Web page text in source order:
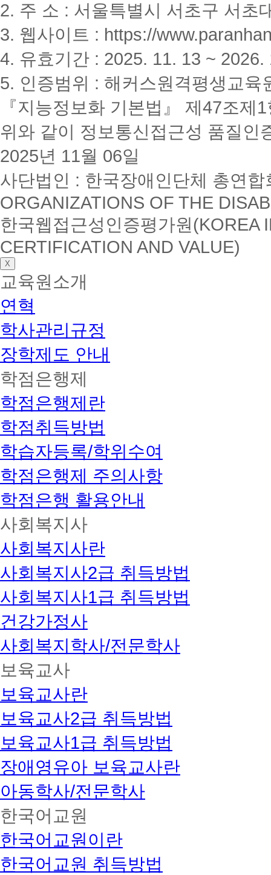
2. 주 소 : 서울특별시 서초구 서초
3. 웹사이트 : https://
4. 유효기간 : 2025. 11. 13 ~ 2026.
5. 인증범위 : 해커스원격평생교육
『지능정보화 기본법』 제47조
위와 같이 정보통신접근성 품질인
2025년 11월 06일
사단법인 : 한국장애인단체 총연
ORGANIZATIONS OF THE
한국웹접근성인증평가원(KOREA
CERTIFICATION AND VALUE)
X
교육원소개
연혁
학사관리규정
장학제도 안내
학점은행제
학점은행제란
학점취득방법
학습자등록/학위수여
학점은행제 주의사항
학점은행 활용안내
사회복지사
사회복지사란
사회복지사2급 취득방법
사회복지사1급 취득방법
건강가정사
사회복지학사/전문학사
보육교사
보육교사란
보육교사2급 취득방법
보육교사1급 취득방법
장애영유아 보육교사란
아동학사/전문학사
한국어교원
한국어교원이란
한국어교원 취득방법